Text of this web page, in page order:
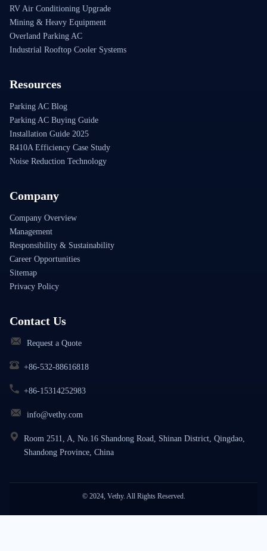
RV Air Conditioning Upgrade
Mining & Heavy Equipment
Overland Parking AC
Industrial Rooftop Cooler Systems
Resources
Parking AC Blog
Parking AC Buying Guide
Installation Guide 2025
R410A Efficiency Case Study
Noise Reduction Technology
Company
Company Overview
Management
Responsibility & Sustainability
Career Opportunities
Sitemap
Privacy Policy
Contact Us
Request a Quote
+86-532-88616818
+86-15314252983
info@vethy.com
Room 2511, A, No.16 Shandong Road, Shinan District, Qingdao,
Shandong Province, China
© 2024, Vethy. All Rights Reserved.